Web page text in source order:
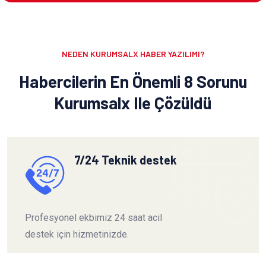
NEDEN KURUMSALX HABER YAZILIMI?
Habercilerin En Önemli 8 Sorunu
Kurumsalx Ile Çözüldü
7/24 Teknik destek
Profesyonel ekbimiz 24 saat acil
destek için hizmetinizde.